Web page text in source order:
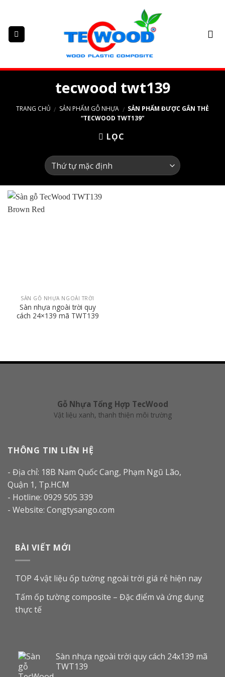
content
tecwood twt139
TRANG CHỦ / SẢN PHẨM GỖ NHỰA / SẢN PHẨM ĐƯỢC GẮN THẺ
“TECWOOD TWT139”
LỌC
SÀN GỖ NHỰA NGOÀI TRỜI
Sàn nhựa ngoài trời quy
cách 24×139 mã TWT139
Gỗ Nhựa Tổng Hợp TecWood
Vật liệu xanh, thanh thiện môi trường
THÔNG TIN LIÊN HỆ
- Địa chỉ: 18B Nam Quốc Cang, Phạm Ngũ Lão,
Quận 1, Tp.HCM
- Hotline: 0929 505 339
- Website: Congtysango.com
BÀI VIẾT MỚI
TOP 4 vật liệu ốp tường ngoài trời giá rẻ hiện nay
Tấm ốp tường composite – Đặc điểm và ứng dụng
thực tế
Sàn nhựa ngoài trời quy cách 24x139 mã
TWT139